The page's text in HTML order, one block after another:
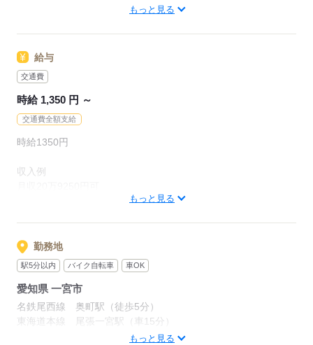
まずは補助業務からスタートし、
◆その他
￣￣￣￣￣￣￣￣￣￣
〇社員食堂あり
〇服装はオフィスカジュアル（上着のみ貸与）
〇きれいなオフィス
〇20代、30代、40代の女性活躍中
〇20代、30代、40代の女性が活躍中の職場です。
もっと見る
給与
交通費
時給 1,350 円 ～
交通費全額支給
時給1350円
収入例
時給1350円×7.75時間×20日
【交通費補足】
ガソリン代は距離換算で支給（規定あり）
【福利厚生】
■各種社保完備
もっと見る
勤務地
駅5分以内 バイク自転車 車OK
愛知県 一宮市
名鉄尾西線 奥町駅（徒歩5分）
東海道本線 尾張一宮駅（車15分）
東海道・山陽新幹線 岐阜羽島駅（車25分）
もっと見る